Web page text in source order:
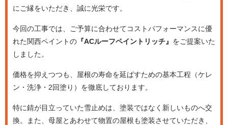
にご縁をいただき、誠に光栄です。
今回の工事では、ご予算に合わせてコストパフォーマンスに優
れた関西ペイントの 『ACルーフペイントリッチ』 をご提案いた
しました。
価格を抑えつつも、屋根の寿命を延ばすための基本工程（ケレ
ン・洗浄・2回塗り）を徹底しております。
特に錆が目立っていた雪止めは、塗装ではなく新しいものへ交
換。また、母屋とあわせて物置の屋根も塗装させていただき、